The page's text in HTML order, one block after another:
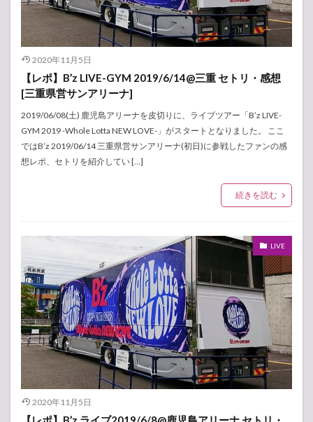
2020年11月5日
【レポ】B’z LIVE-GYM 2019/6/14@三重 セトリ・感想
[三重県営サンアリーナ]
2019/06/08(土) 鹿児島アリーナを皮切りに、ライブツアー「B’z LIVE-
GYM 2019 -Whole Lotta NEW LOVE-」がスタートとなりました。 ここ
ではB’z 2019/06/14 三重県営サンアリーナ(初日)に参戦したファンの感
想レポ、セトリを紹介してい […]
続きを読む
LIVE
2020年11月5日